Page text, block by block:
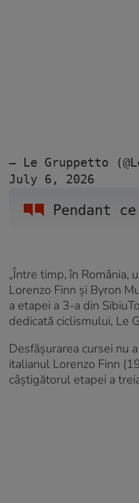
Pendant
— Le Gruppetto
July 6, 2026
„Între timp, în România,
Lorenzo Finn și Byron
a etapei a 3-a din
dedicată ciclismului, Le
Desfășurarea cursei nu
italianul Lorenzo Finn
câștigătorul etapei a